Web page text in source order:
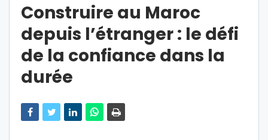
Construire au Maroc
depuis l’étranger : le défi
de la confiance dans la
durée